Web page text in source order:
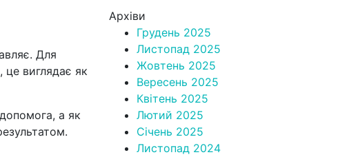
Для
це виглядає як
а як
Архіви
Грудень 2025
Листопад 2025
Жовтень 2025
Вересень 2025
Квітень 2025
Лютий 2025
Січень 2025
Листопад 2024